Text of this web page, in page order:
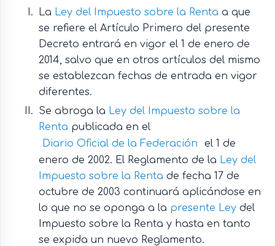
La Ley del Impuesto sobre la Renta a que
se refiere el Artículo Primero del presente
Decreto entrará en vigor el 1 de enero de
2014, salvo que en otros artículos del mismo
se establezcan fechas de entrada en vigor
diferentes.
Se abroga la Ley del Impuesto sobre la
Renta publicada en el
Diario Oficial de la Federación
el 1 de
enero de 2002. El Reglamento de la Ley del
Impuesto sobre la Renta de fecha 17 de
octubre de 2003 continuará aplicándose en
lo que no se oponga a la presente Leydel
Impuesto sobre la Renta y hasta en tanto
se expida un nuevo Reglamento.